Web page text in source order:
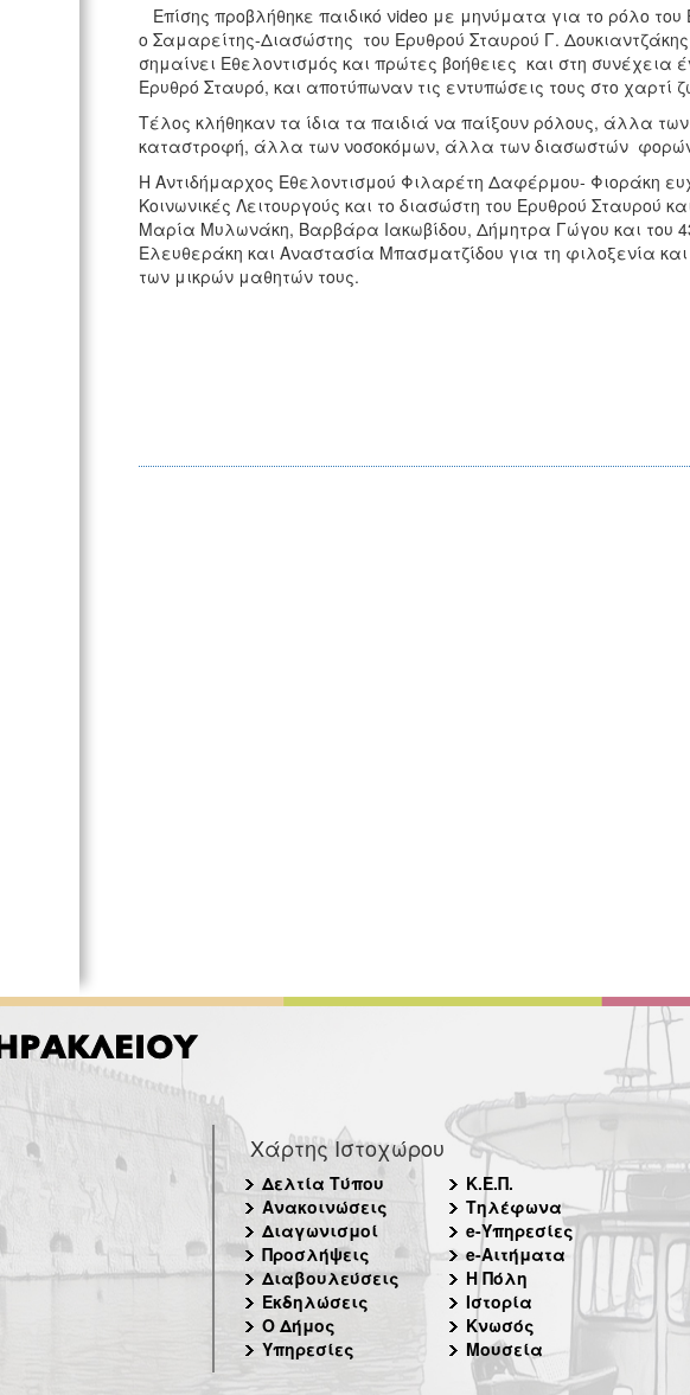
Επίσης προβλήθηκε παιδικό νideo με μηνύματα για το ρόλο του
ο Σαμαρείτης-Διασώστης του Ερυθρού Σταυρού Γ.
σημαίνει Εθελοντισμός και πρώτες βοήθειες και στη
Ερυθρό Σταυρό, και αποτύπωναν τις εντυπώσεις τους στο χαρτί
Τέλος κλήθηκαν τα ίδια τα παιδιά να παίξουν ρόλους, άλλα
καταστροφή, άλλα των νοσοκόμων, άλλα των διασωστών
Η Αντιδήμαρχος Εθελοντισμού Φιλαρέτη Δαφέρμου- Φιοράκη
Κοινωνικές Λειτουργούς και το διασώστη του Ερυθρού Σταυρού
Μαρία Μυλωνάκη, Βαρβάρα Ιακωβίδου, Δήμητρα Γώγου και του
Ελευθεράκη και Αναστασία Μπασματζίδου για τη φιλοξενία
των μικρών μαθητών τους.
Χάρτης Ιστοχώρου
Δελτία Τύπου
Ανακοινώσεις
Διαγωνισμοί
Προσλήψεις
Διαβουλεύσεις
Εκδηλώσεις
Ο Δήμος
Υπηρεσίες
Κ.Ε.Π.
Τηλέφωνα
e-Υπηρεσίες
e-Αιτήματα
Η Πόλη
Ιστορία
Κνωσός
Μουσεία